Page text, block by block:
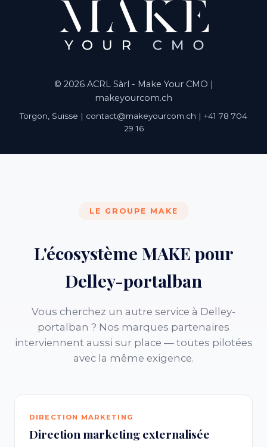
© 2026 ACRL Sàrl - Make Your CMO |
makeyourcom.ch
Torgon, Suisse | contact@makeyourcom.ch | +41 78 704
29 16
LE GROUPE MAKE
L'écosystème MAKE pour
Delley-portalban
Vous cherchez un autre service à Delley-
portalban ? Nos marques partenaires
interviennent aussi sur place — toutes pilotées
avec la même exigence.
DIRECTION MARKETING
Direction marketing externalisée